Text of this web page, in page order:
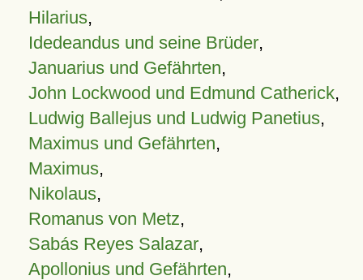
Hilarius,
Idedeandus und seine Brüder,
Januarius und Gefährten,
John Lockwood und Edmund Catherick,
Ludwig Ballejus und Ludwig Panetius,
Maximus und Gefährten,
Maximus,
Nikolaus,
Romanus von Metz,
Sabás Reyes Salazar,
Apollonius und Gefährten,